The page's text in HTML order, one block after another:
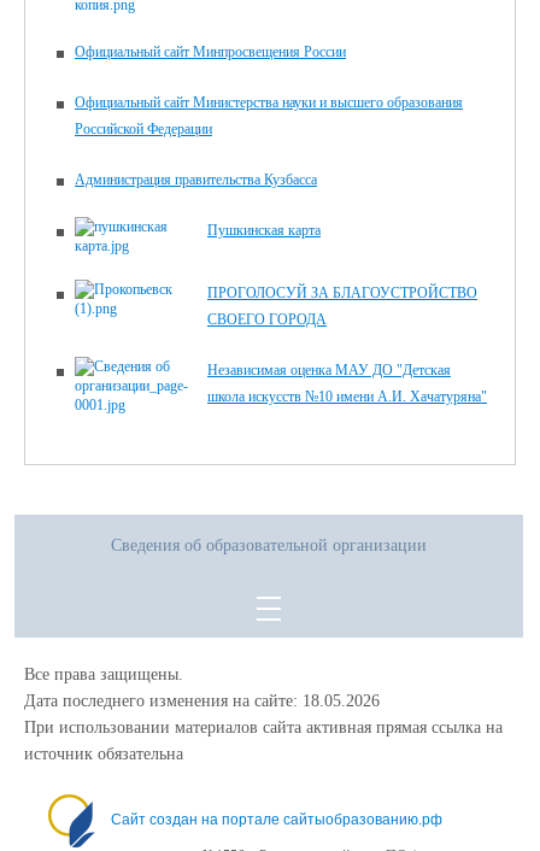
Официальный сайт Минпросвещения России
Официальный сайт Министерства науки и высшего образования
Российской Федерации
Администрация правительства Кузбасса
Пушкинская карта
ПРОГОЛОСУЙ ЗА БЛАГОУСТРОЙСТВО
СВОЕГО ГОРОДА
Независимая оценка МАУ ДО "Детская
школа искусств №10 имени А.И. Хачатуряна"
Сведения об образовательной организации
Все права защищены.
Дата последнего изменения на сайте: 18.05.2026
При использовании материалов сайта активная прямая ссылка на
источник обязательна
Сайт создан на портале сайтыобразованию.рф